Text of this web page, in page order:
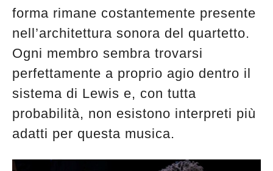
forma rimane costantemente presente
nell’architettura sonora del quartetto.
Ogni membro sembra trovarsi
perfettamente a proprio agio dentro il
sistema di Lewis e, con tutta
probabilità, non esistono interpreti più
adatti per questa musica.